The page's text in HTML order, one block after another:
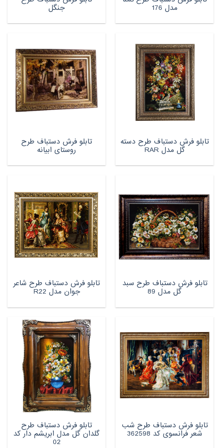
مدل 176 جنگل
تابلو فرش دستباف طرح دسته
گل مدل RAR
تابلو فرش دستباف طرح
روستای ابیانه
تابلو فرش دستباف طرح سبد
گل مدل 89
تابلو فرش دستباف طرح شاعر
جوان مدل R22
تابلو فرش دستباف طرح شب
شعر فرانسوی کد 362598
تابلو فرش دستباف طرح
گلدان گل مدل ابریشم دار کد
02